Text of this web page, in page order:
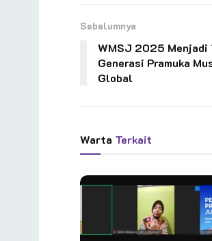
Sebelumnya
WMSJ 2025 Menjadi
Generasi Pramuka
Global
Warta Terkait